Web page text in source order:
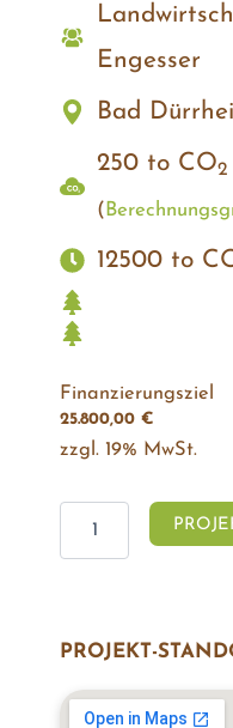
Engesser
Bad
250 to CO2
(
12500 to
Finanzierungsziel
25.800,00 €
zzgl. 19% MwSt.
Lebenswald
Wittmanstal
PROJEKT-